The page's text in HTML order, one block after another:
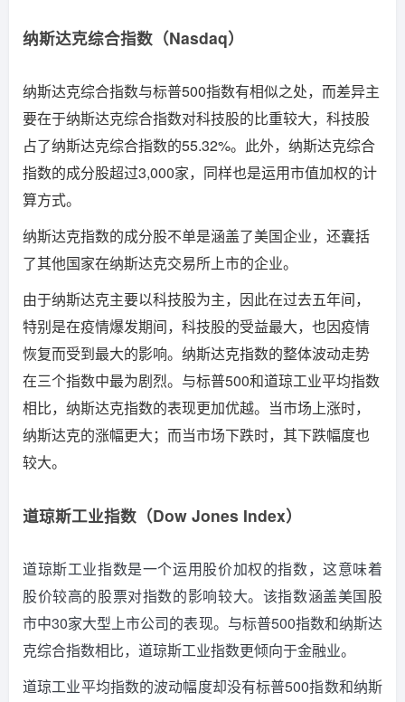
纳斯达克综合指数（Nasdaq）
纳斯达克综合指数与标普500指数有相似之处，而差异主
要在于纳斯达克综合指数对科技股的比重较大，科技股
占了纳斯达克综合指数的55.32%。 此外，纳斯达克综合
指数的成分股超过3,000家，同样也是运用市值加权的计
算方式。
纳斯达克指数的成分股不单是涵盖了美国企业，还囊括
了其他国家在纳斯达克交易所上市的企业。
由于纳斯达克主要以科技股为主，因此在过去五年间，
特别是在疫情爆发期间，科技股的受益最大，也因疫情
恢复而受到最大的影响。 纳斯达克指数的整体波动走势
在三个指数中最为剧烈。 与标普500和道琼工业平均指数
相比，纳斯达克指数的表现更加优越。 当市场上涨时，
纳斯达克的涨幅更大；而当市场下跌时，其下跌幅度也
较大。
道琼斯工业指数（Dow Jones Index）
道琼斯工业指数是一个运用股价加权的指数，这意味着
股价较高的股票对指数的影响较大。 该指数涵盖美国股
市中30家大型上市公司的表现。 与标普500指数和纳斯达
克综合指数相比，道琼斯工业指数更倾向于金融业。
道琼工业平均指数的波动幅度却没有标普500指数和纳斯